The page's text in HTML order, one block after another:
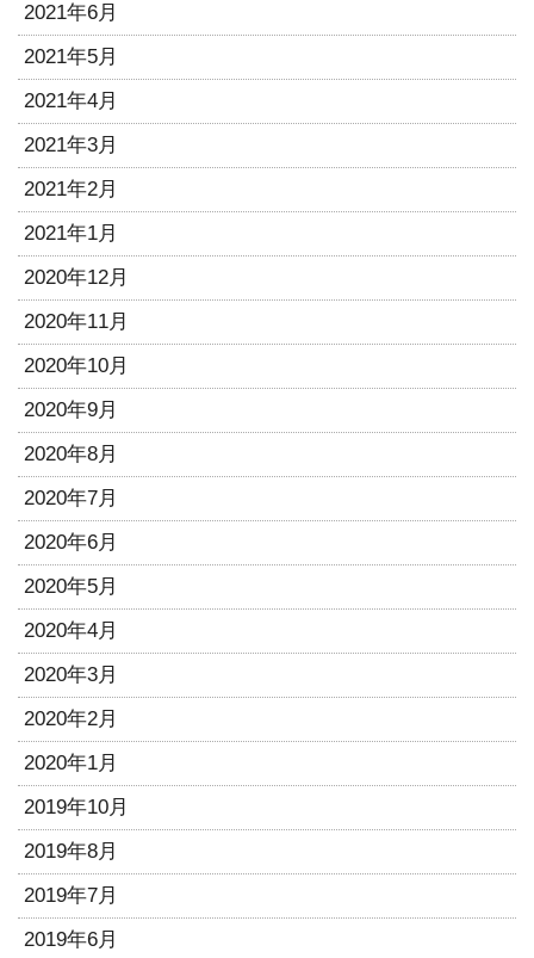
2021年6月
2021年5月
2021年4月
2021年3月
2021年2月
2021年1月
2020年12月
2020年11月
2020年10月
2020年9月
2020年8月
2020年7月
2020年6月
2020年5月
2020年4月
2020年3月
2020年2月
2020年1月
2019年10月
2019年8月
2019年7月
2019年6月